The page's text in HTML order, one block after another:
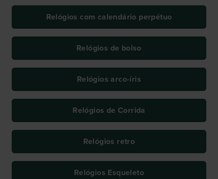
Relógios com calendário perpétuo
Relógios de bolso
Relógios arco-íris
Relógios de Corrida
Relógios retro
Relógios Esqueleto